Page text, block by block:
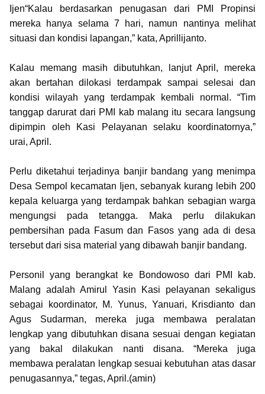
Ijen“Kalau berdasarkan penugasan dari PMI Propinsi
mereka hanya selama 7 hari, namun nantinya melihat
situasi dan kondisi lapangan,” kata, Aprillijanto.
Kalau memang masih dibutuhkan, lanjut April, mereka
akan bertahan dilokasi terdampak sampai selesai dan
kondisi wilayah yang terdampak kembali normal. “Tim
tanggap darurat dari PMI kab malang itu secara langsung
dipimpin oleh Kasi Pelayanan selaku koordinatornya,”
urai, April.
Perlu diketahui terjadinya banjir bandang yang menimpa
Desa Sempol kecamatan Ijen, sebanyak kurang lebih 200
kepala keluarga yang terdampak bahkan sebagian warga
mengungsi pada tetangga. Maka perlu dilakukan
pembersihan pada Fasum dan Fasos yang ada di desa
tersebut dari sisa material yang dibawah banjir bandang.
Personil yang berangkat ke Bondowoso dari PMI kab.
Malang adalah Amirul Yasin Kasi pelayanan sekaligus
sebagai koordinator, M. Yunus, Yanuari, Krisdianto dan
Agus Sudarman, mereka juga membawa peralatan
lengkap yang dibutuhkan disana sesuai dengan kegiatan
yang bakal dilakukan nanti disana. “Mereka juga
membawa peralatan lengkap sesuai kebutuhan atas dasar
penugasannya,” tegas, April.(amin)